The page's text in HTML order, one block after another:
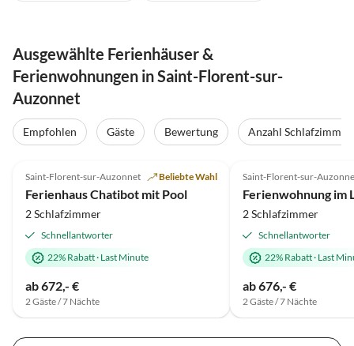
Ausgewählte Ferienhäuser &
Ferienwohnungen in Saint-Florent-sur-
Auzonnet
Empfohlen Gäste Bewertung
Anzahl Schlafzimmer
Saint-Florent-sur-Auzonnet Beliebte Wahl
Ferienhaus Chatibot mit Pool
2 Schlafzimmer
Schnellantworter
22% Rabatt· Last Minute
ab 672,- €
2 Gäste / 7 Nächte
Saint-Florent-sur-
2 Schlafzimmer
Schnellantworter
22% Rabatt· Last
ab 676,- €
2 Gäste / 7 Nächte